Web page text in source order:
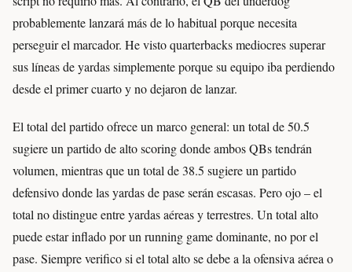
probablemente lanzará más de lo habitual porque necesita
perseguir el marcador. He visto quarterbacks mediocres superar
sus líneas de yardas simplemente porque su equipo iba perdiendo
desde el primer cuarto y no dejaron de lanzar.
El total del partido ofrece un marco general: un total de 50.5
sugiere un partido de alto scoring donde ambos QBs tendrán
volumen, mientras que un total de 38.5 sugiere un partido
defensivo donde las yardas de pase serán escasas. Pero ojo – el
total no distingue entre yardas aéreas y terrestres. Un total alto
puede estar inflado por un running game dominante, no por el
pase. Siempre verifico si el total alto se debe a la ofensiva aérea o